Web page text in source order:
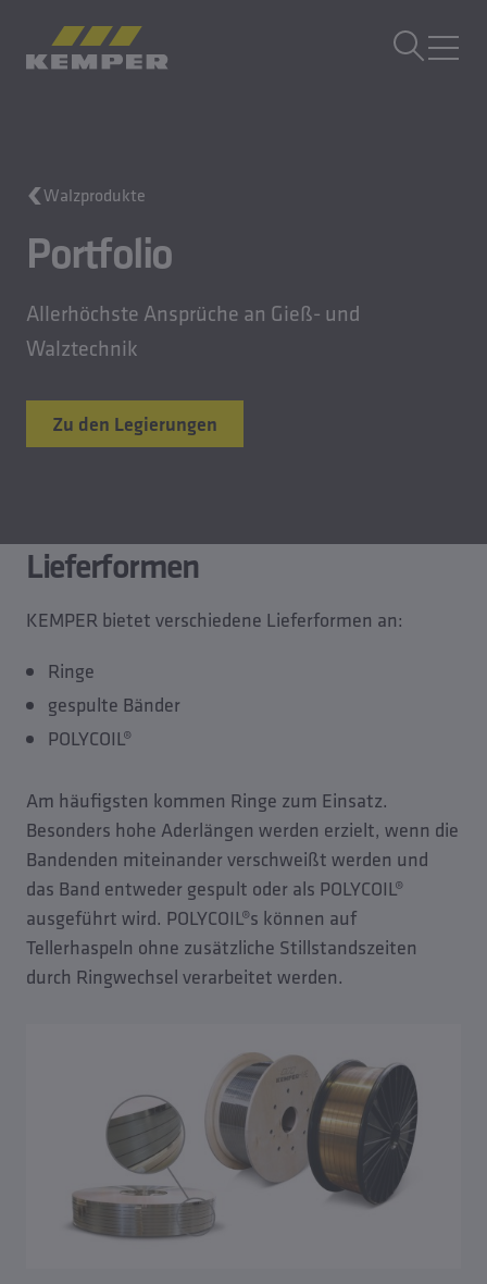
Gusstechnik
Walzprodukte
Unternehmen
DE| AT Sprachwechsler
Walzprodukte
Portfolio
Allerhöchste Ansprüche an Gieß- und
Walztechnik
Zu den Legierungen
Lieferformen
KEMPER bietet verschiedene Lieferformen an:
Ringe
gespulte Bänder
POLYCOIL®
Am häufigsten kommen Ringe zum Einsatz.
Besonders hohe Aderlängen werden erzielt, wenn die
Bandenden miteinander verschweißt werden und
das Band entweder gespult oder als POLYCOIL®
ausgeführt wird. POLYCOIL®s können auf
Tellerhaspeln ohne zusätzliche Stillstandszeiten
durch Ringwechsel verarbeitet werden.